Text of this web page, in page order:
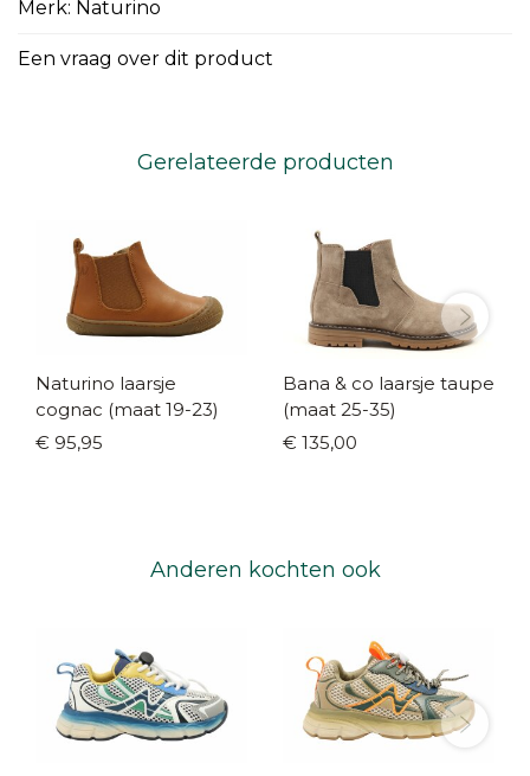
Merk: Naturino
Een vraag over dit product
Gerelateerde producten
Naturino laarsje
cognac (maat 19-23)
€ 95,95
Bana & co laarsje taupe
(maat 25-35)
€ 135,00
Anderen kochten ook